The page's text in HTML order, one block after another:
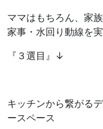
ママはもちろん、家
家事・水回り動線を実
『３選目』↓
キッチンから繋がる
ースペース